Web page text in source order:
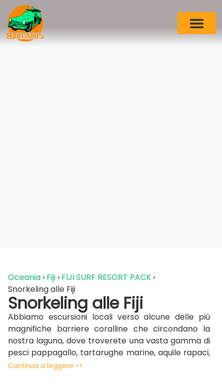
Oceania Fiji FIJI SURF RESORT PACK
Snorkeling alle Fiji
Snorkeling alle Fiji
Abbiamo escursioni locali verso alcune delle più
magnifiche barriere coralline che circondano la
nostra laguna, dove troverete una vasta gamma di
pesci pappagallo, tartarughe marine, aquile rapaci,
pesci pagliaccio, anemoni di mare e una grande
Continua a leggere >>